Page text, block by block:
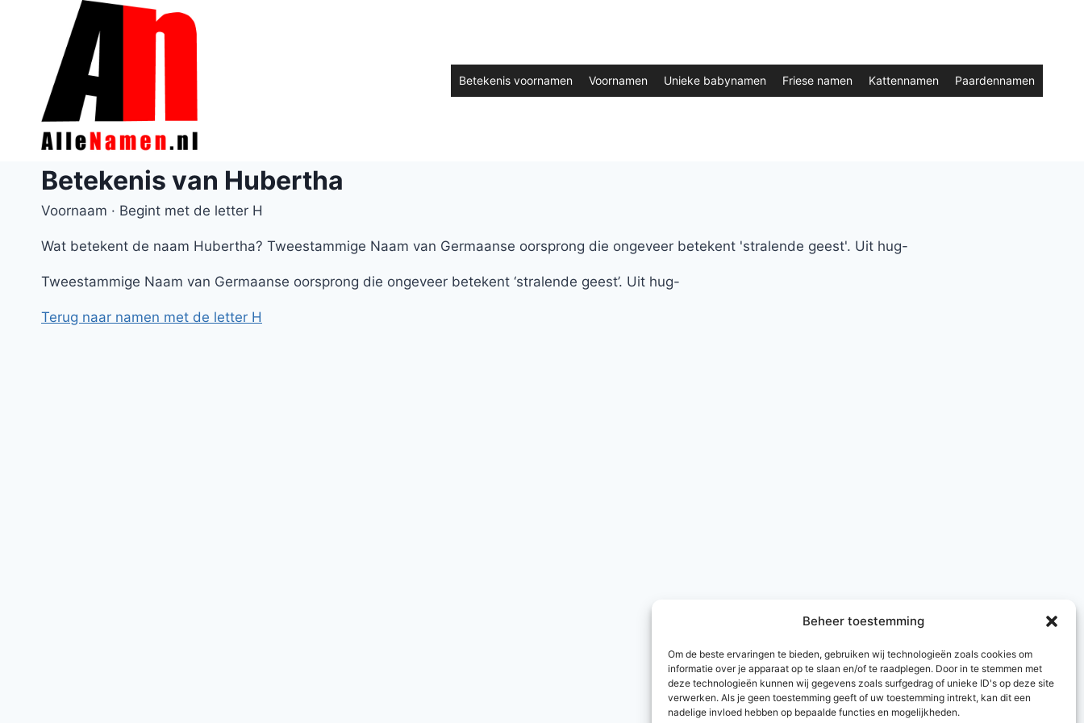
Beheer toestemming
Om de beste ervaringen te bieden, gebruiken wij technologieën zoals cookies om
informatie over je apparaat op te slaan en/of te raadplegen. Door in te stemmen met
deze technologieën kunnen wij gegevens zoals surfgedrag of unieke ID's op deze site
verwerken. Als je geen toestemming geeft of uw toestemming intrekt, kan dit een
nadelige invloed hebben op bepaalde functies en mogelijkheden.
Betekenis voornamen Voornamen Unieke babynamen Friese namen Kattennamen Paardennamen
Betekenis van Hubertha
Voornaam · Begint met de letter H
Wat betekent de naam Hubertha? Tweestammige Naam van Germaanse oorsprong die ongeveer betekent 'stralende geest'. Uit hug-
Tweestammige Naam van Germaanse oorsprong die ongeveer betekent ‘stralende geest’. Uit hug-
Terug naar namen met de letter H